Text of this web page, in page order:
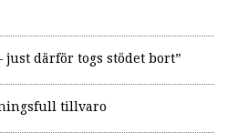
just därför togs stödet bort”
tillvaro